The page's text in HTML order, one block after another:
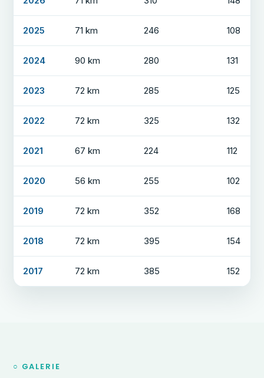
2025 71 km 246 108
2024 90 km 280 131
2023 72 km 285 125
2022 72 km 325 132
2021 67 km 224 112
2020 56 km 255 102
2019 72 km 352 168
2018 72 km 395 154
2017 72 km 385 152
○ GALERIE